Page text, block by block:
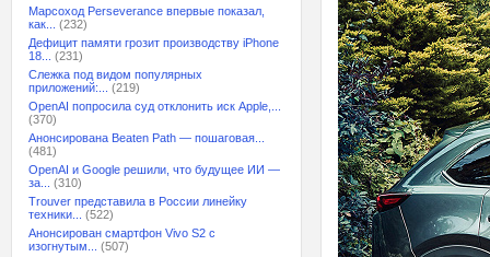
Марсоход Perseverance впервые показал,
как...
(232)
Дефицит памяти грозит производству iPhone
18...
(231)
Слежка под видом популярных
приложений:...
(219)
OpenAI попросила суд отклонить иск Apple,...
(370)
Анонсирована Beaten Path — пошаговая...
(481)
OpenAI и Google решили, что будущее ИИ —
за...
(310)
Trouver представила в России линейку
техники...
(522)
Анонсирован смартфон Vivo S2 с
изогнутым...
(507)